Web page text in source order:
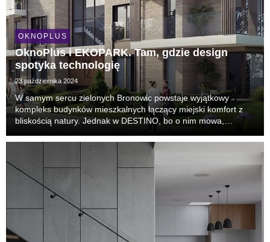
OKNOPLUS
OknoPlus i EKOPARK. Tam, gdzie design
spotyka technologię
23 października 2024
W samym sercu zielonych Bronowic powstaje wyjątkowy
kompleks budynków mieszkalnych łączący miejski komfort z
bliskością natury. Jednak w DESTINO, bo o nim mowa,
widoków na… przyszłość staną rozwiązania marki Okn...